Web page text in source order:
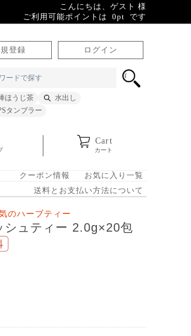
こんにちは、ゲスト 様
ご利用可能ポイントは 0pt です
登録 ログイン
ほうじ茶
水出し
タンブラー
Cart
カート
クーポン情報
お気に入り一覧
送料とお支払い方法について
のハーブティー
シュティー 2.0g×20包